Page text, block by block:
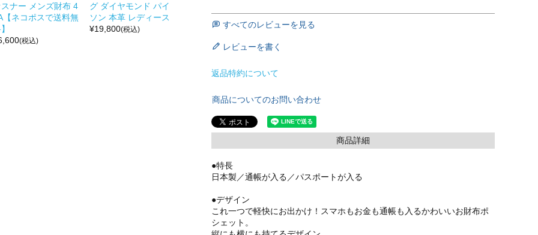
ナー メンズ財布 4
【ネコポスで送料無
(税込)
グ ダイヤモンド パイ
ソン 本革 レディース
¥19,800(税込)
すべてのレビューを見る
レビューを書く
返品特約について
商品についてのお問い合わせ
商品詳細
●特長
日本製／通帳が入る／パスポートが入る
●デザイン
これ一つで軽快にお出かけ！スマホもお金も通帳も入るかわいいお財布ポ
シェット。